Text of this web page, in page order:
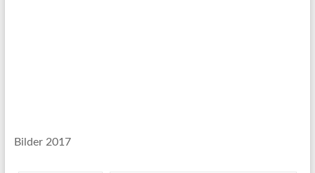
Bilder 2017